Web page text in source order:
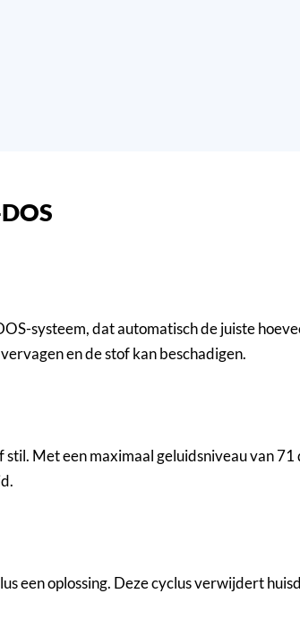
systeem, dat automatisch de juiste
en de stof kan beschadigen.
Met een maximaal geluidsniveau van
een oplossing. Deze cyclus verwijdert